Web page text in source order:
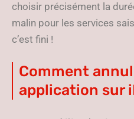
choisir précisément la
malin pour les services
c’est fini !
Comment
application sur